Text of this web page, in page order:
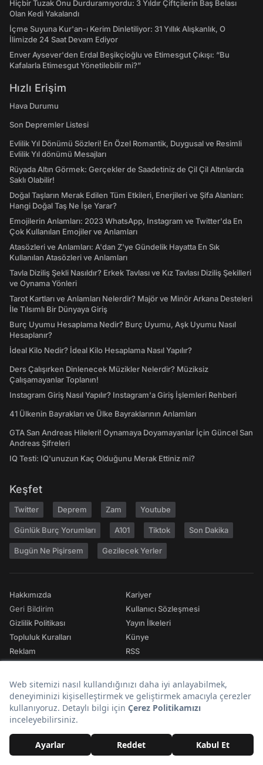
Hiçbir Tuzak Onu Durduramıyordu: 3 Yıldır Çiftçilerin Baş Belası
Olan Kedi Yakalandı
İçme Suyuna Kur'an-ı Kerim Dinletiliyor: 31 Yıllık Alışkanlık, O
İlimizde 24 Saat Devam Ediyor
Enver Aysever'den Erdal Beşikçioğlu ve Etimesgut Çıkışı: “Bu
Kafalarla Etimesgut Yönetilebilir mi?”
Hızlı Erişim
Hava Durumu
Son Depremler Listesi
Evlilik Yıl Dönümü Sözleri! En Özel Romantik, Duygusal ve Resimli
Evlilik Yıl dönümü Mesajları
Rüyada Altın Görmek: Gerçekler de Saadetiniz de Çil Çil Altınlarda
Saklı Olabilir!
Doğal Taşların Merak Edilen Tüm Etkileri, Enerjileri ve Şifa Alanları:
Hangi Doğal Taş Ne İşe Yarar?
Emojilerin Anlamları: 2023 WhatsApp, Instagram ve Twitter'da En
Çok Kullanılan Emojiler ve Anlamları
Atasözleri ve Anlamları: A'dan Z'ye Gündelik Hayatta En Sık
Kullanılan Atasözleri ve Anlamları
Tavla Diziliş Şekli Nasıldır? Erkek Tavlası ve Kız Tavlası Diziliş Şekilleri
ve Oynama Yönleri
Tarot Kartları ve Anlamları Nelerdir? Majör ve Minör Arkana Desteleri
İle Tılsımlı Bir Dünyaya Giriş
Burç Uyumu Hesaplama Nedir? Burç Uyumu, Aşk Uyumu Nasıl
Hesaplanır?
İdeal Kilo Nedir? İdeal Kilo Hesaplama Nasıl Yapılır?
Ders Çalışırken Dinlenecek Müzikler Nelerdir? Müziksiz
Çalışamayanlar Toplanın!
Instagram Giriş Nasıl Yapılır? Instagram'a Giriş İşlemleri Rehberi
41 Ülkenin Bayrakları ve Ülke Bayraklarının Anlamları
GTA San Andreas Hileleri! Oynamaya Doyamayanlar İçin Güncel San
Andreas Şifreleri
IQ Testi: IQ'unuzun Kaç Olduğunu Merak Ettiniz mi?
Keşfet
Twitter Deprem Zam Youtube
Günlük Burç Yorumları A101 Tiktok Son Dakika
Bugün Ne Pişirsem Gezilecek Yerler
Hakkımızda
Geri Bildirim
Gizlilik Politikası
Topluluk Kuralları
Reklam
Kariyer
Kullanıcı Sözleşmesi
Yayın İlkeleri
Künye
RSS